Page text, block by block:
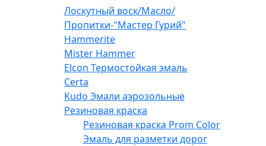
Лоскутный воск/Масло/
Пропитки-"Мастер Гурий"
Hammerite
Mister Hammer
Elcon Термостойкая эмаль
Certa
Kudo Эмали аэрозольные
Резиновая краска
Резиновая краска Prom Color
Эмаль для разметки дорог